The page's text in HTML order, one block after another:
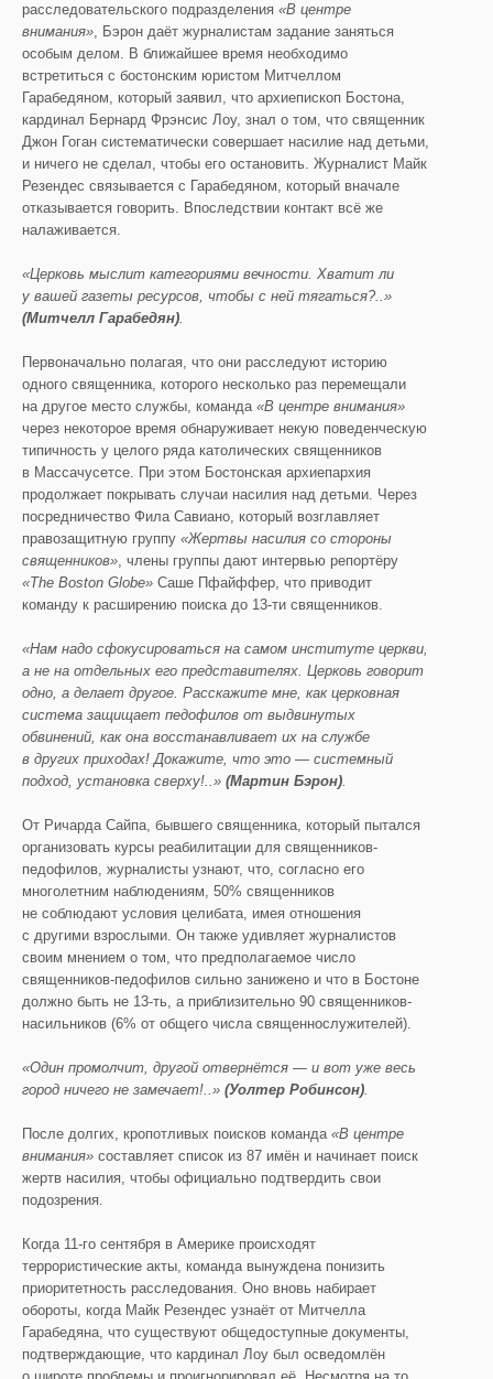
расследовательского подразделения «В центре
внимания», Бэрон даёт журналистам задание заняться
особым делом. В ближайшее время необходимо
встретиться с бостонским юристом Митчеллом
Гарабедяном, который заявил, что архиепископ Бостона,
кардинал Бернард Фрэнсис Лоу, знал о том, что священник
Джон Гоган систематически совершает насилие над детьми,
и ничего не сделал, чтобы его остановить. Журналист Майк
Резендес связывается с Гарабедяном, который вначале
отказывается говорить. Впоследствии контакт всё же
налаживается.
«Церковь мыслит категориями вечности. Хватит ли
у вашей газеты ресурсов, чтобы с ней тягаться?..»
(Митчелл Гарабедян).
Первоначально полагая, что они расследуют историю
одного священника, которого несколько раз перемещали
на другое место службы, команда «В центре внимания»
через некоторое время обнаруживает некую поведенческую
типичность у целого ряда католических священников
в Массачусетсе. При этом Бостонская архиепархия
продолжает покрывать случаи насилия над детьми. Через
посредничество Фила Савиано, который возглавляет
правозащитную группу «Жертвы насилия со стороны
священников», члены группы дают интервью репортёру
«The Boston Globe» Саше Пфайффер, что приводит
команду к расширению поиска до 13-ти священников.
«Нам надо сфокусироваться на самом институте церкви,
а не на отдельных его представителях. Церковь говорит
одно, а делает другое. Расскажите мне, как церковная
система защищает педофилов от выдвинутых
обвинений, как она восстанавливает их на службе
в других приходах! Докажите, что это — системный
подход, установка сверху!..» (Мартин Бэрон).
От Ричарда Сайпа, бывшего священника, который пытался
организовать курсы реабилитации для священников-
педофилов, журналисты узнают, что, согласно его
многолетним наблюдениям, 50% священников
не соблюдают условия целибата, имея отношения
с другими взрослыми. Он также удивляет журналистов
своим мнением о том, что предполагаемое число
священников-педофилов сильно занижено и что в Бостоне
должно быть не 13-ть, а приблизительно 90 священников-
насильников (6% от общего числа священнослужителей).
«Один промолчит, другой отвернётся — и вот уже весь
город ничего не замечает!..» (Уолтер Робинсон).
После долгих, кропотливых поисков команда «В центре
внимания» составляет список из 87 имён и начинает поиск
жертв насилия, чтобы официально подтвердить свои
подозрения.
Когда 11-го сентября в Америке происходят
террористические акты, команда вынуждена понизить
приоритетность расследования. Оно вновь набирает
обороты, когда Майк Резендес узнаёт от Митчелла
Гарабедяна, что существуют общедоступные документы,
подтверждающие, что кардинал Лоу был осведомлён